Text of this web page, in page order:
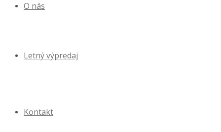
O nás
Letný výpredaj
Kontakt